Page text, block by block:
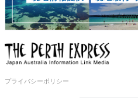
プライバシーポリシー